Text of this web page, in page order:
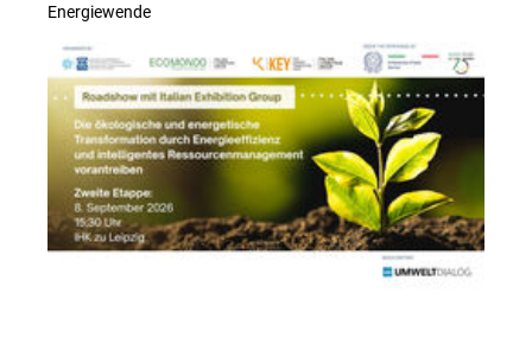
Energiewende